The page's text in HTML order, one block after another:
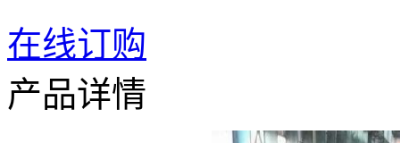
在线订购
产品详情